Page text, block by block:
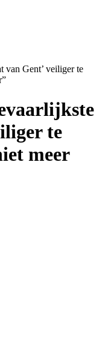
van Gent’ veiliger te
te
meer